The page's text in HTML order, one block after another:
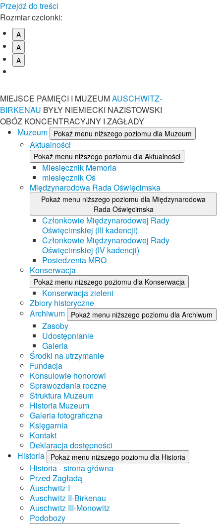
Przejdź do treści
Rozmiar czcionki:
A
A
A
MIEJSCE PAMIĘCI I MUZEUMAUSCHWITZ-
BIRKENAU BYŁY NIEMIECKI NAZISTOWSKI
OBÓZ KONCENTRACYJNY I ZAGŁADY
Muzeum
Pokaż menu niższego poziomu dla Muzeum
Aktualności
Pokaż menu niższego poziomu dla Aktualności
Miesięcznik Memoria
miesięcznik Oś
Międzynarodowa Rada Oświęcimska
Pokaż menu niższego poziomu dla Międzynarodowa
Rada Oświęcimska
Członkowie Międzynarodowej Rady
Oświęcimskiej (III kadencji)
Członkowie Międzynarodowej Rady
Oświęcimskiej (IV kadencji)
Posiedzenia MRO
Konserwacja
Pokaż menu niższego poziomu dla Konserwacja
Konserwacja zieleni
Zbiory historyczne
Archiwum
Pokaż menu niższego poziomu dla Archiwum
Zasoby
Udostępnianie
Galeria
Środki na utrzymanie
Fundacja
Konsulowie honorowi
Sprawozdania roczne
Struktura Muzeum
Historia Muzeum
Galeria fotograficzna
Księgarnia
Kontakt
Deklaracja dostępności
Historia
Pokaż menu niższego poziomu dla Historia
Historia - strona główna
Przed Zagładą
Auschwitz I
Auschwitz II-Birkenau
Auschwitz III-Monowitz
Podobozy